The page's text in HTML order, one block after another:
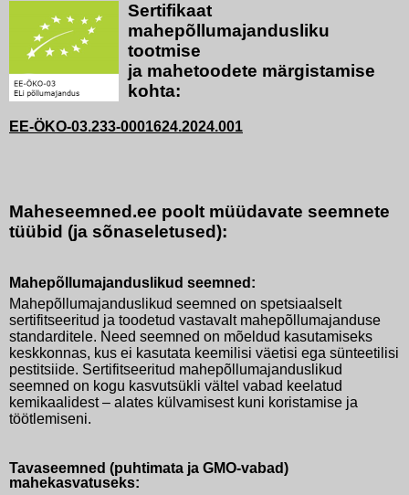
Sertifikaat
mahepõllumajandusliku
tootmise
ja mahetoodete märgistamise
kohta:
EE-ÖKO-03.233-0001624.2024.001
Maheseemned.ee poolt müüdavate seemnete
tüübid (ja sõnaseletused):
Mahepõllumajanduslikud seemned:
Mahepõllumajanduslikud seemned on spetsiaalselt
sertifitseeritud ja toodetud vastavalt mahepõllumajanduse
standarditele. Need seemned on mõeldud kasutamiseks
keskkonnas, kus ei kasutata keemilisi väetisi ega sünteetilisi
pestitsiide. Sertifitseeritud mahepõllumajanduslikud
seemned on kogu kasvutsükli vältel vabad keelatud
kemikaalidest – alates külvamisest kuni koristamise ja
töötlemiseni.
Tavaseemned (puhtimata ja GMO-vabad)
mahekasvatuseks: